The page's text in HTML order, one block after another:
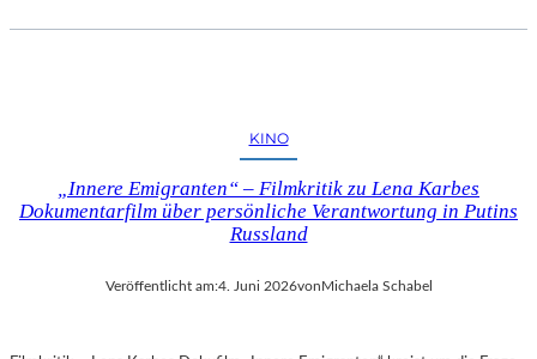
KINO
„Innere Emigranten“ – Filmkritik zu Lena Karbes
Dokumentarfilm über persönliche Verantwortung in Putins
Russland
Veröffentlicht am:4. Juni 2026von Michaela Schabel